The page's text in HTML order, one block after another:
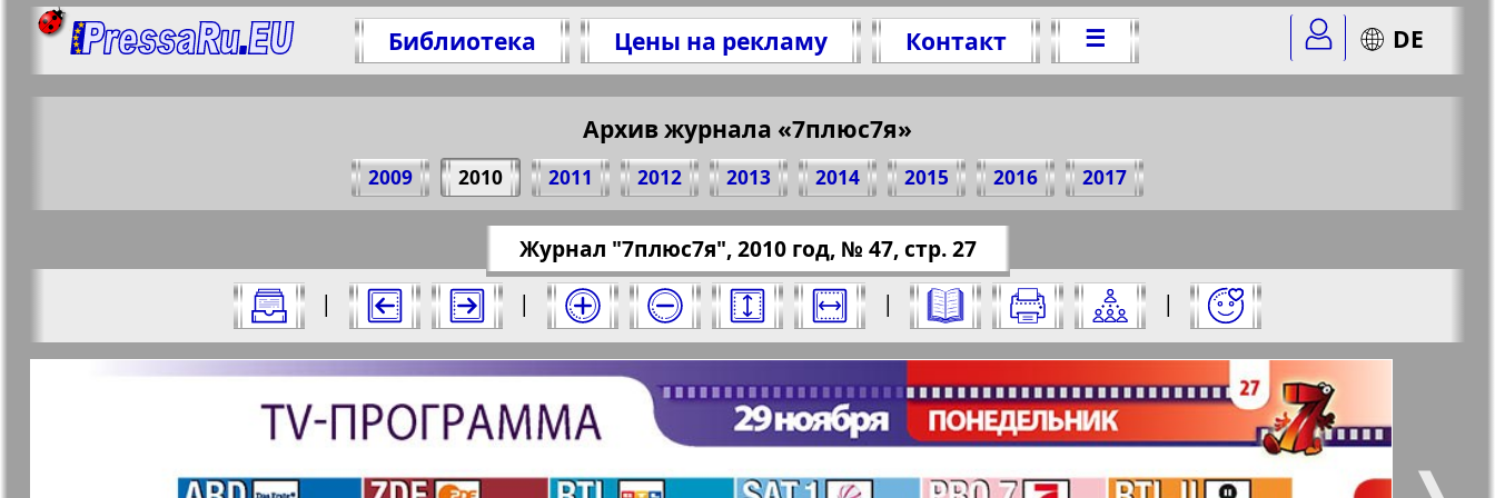
Библиотека Цены на рекламу Контакт ☰ DE
Архив журнала «7плюс7я»
2009 2010 2011 2012 2013 2014 2015 2016 2017
Все номера журнала "7плюс7я" за 2010 год. Выберите номер и нажмите на него:
Журнал "7плюс7я", 2010 год, № 47, стр. 27
|
| | |
Страницы журнала "7плюс7я". Номер: 47, 2010 год. Выберите страницу и нажмите на нее:
1 2 3 4 5 6
Отправить
Поделитесь 27 стр. журнала "7плюс7я", № 47, 2010 г.
(Нажмите, чтобы скопировать ссылку)
https://pressaru.eu/?pub=7-plus-semya&god=2010&nomer=47&str=27
Актуальные газеты и журналы
Апельсин
Баден-
Берлинский
Все pro все Город 511